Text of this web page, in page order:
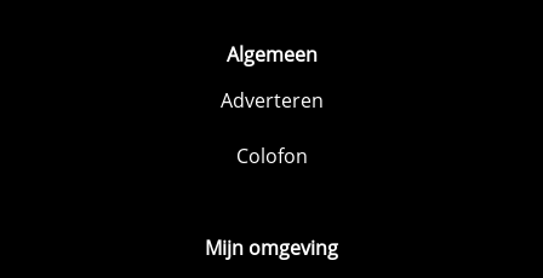
Algemeen
Adverteren
Colofon
Mijn omgeving